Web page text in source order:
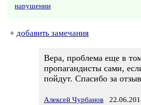
нарушении
+ добавить замечания
Вера, проблема еще в
пропагандисты сами,
пойдут. Спасибо за
Алексей Чурбанов